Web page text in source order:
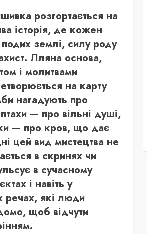
розгортається на
історія, де кожен
подих землі, силу роду
Лляна основа,
і молитвами
на карту
нагадують про
— про вільні душі,
— про кров, що дає
цей вид мистецтва не
в скринях чи
в сучасному
і навіть у
речах, які люди
щоб відчути